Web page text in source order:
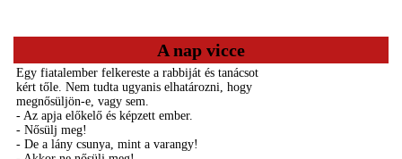
A nap vicce